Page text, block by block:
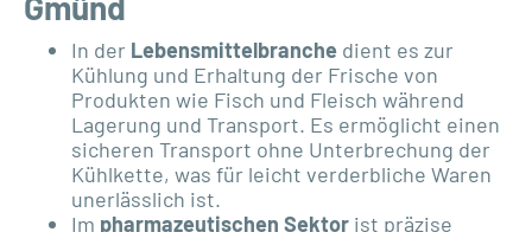
In der Lebensmittelbranche dient es zur
Kühlung und Erhaltung der Frische von
Produkten wie Fisch und Fleisch während
Lagerung und Transport. Es ermöglicht einen
sicheren Transport ohne Unterbrechung der
Kühlkette, was für leicht verderbliche Waren
unerlässlich ist.
Im pharmazeutischen Sektor ist präzise